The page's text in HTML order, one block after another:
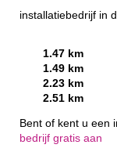
installatiebedrijf in
1.47 km
1.49 km
2.23 km
2.51 km
Bent of kent u een
bedrijf gratis aan